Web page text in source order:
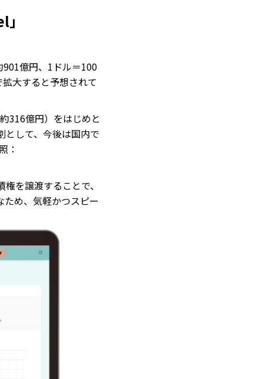
億円、1ドル＝100
大すると予想されて
316億円）をはじめと
として、今後は国内で
：
を譲渡することで、
ため、気軽かつスピー